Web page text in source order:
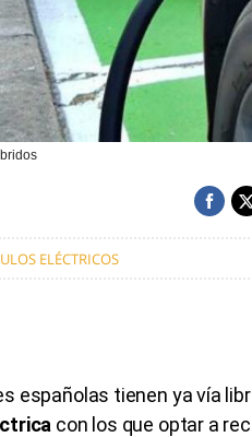
ELÉCTRICOS
españolas tienen ya vía
con los que optar a